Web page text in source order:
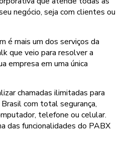
negócio, seja com clientes ou
é mais um dos serviços da
que veio para resolver a
empresa em uma única
chamadas ilimitadas para
com total segurança,
telefone ou celular.
das funcionalidades do PABX